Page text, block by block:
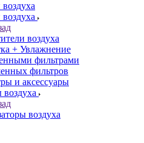
воздуха
+ Увлажнение
фильтрами
фильтров
и аксессуары
воздуха